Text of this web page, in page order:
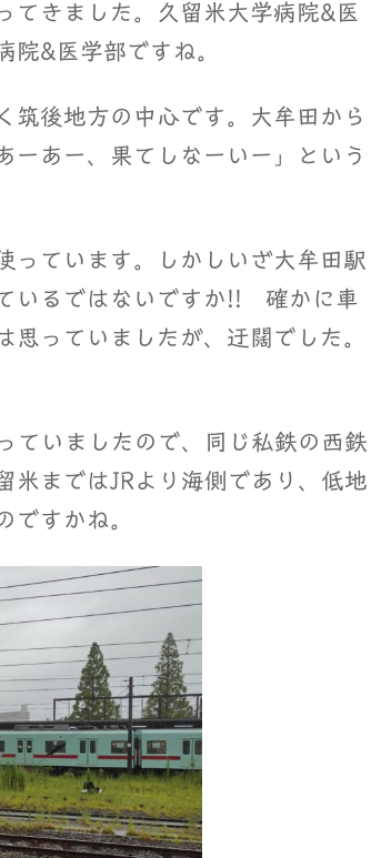
きました。久留米大学病院&医
院&医学部ですね。
後地方の中心です。大牟田から
ーあー、果てしなーいー」という
ています。しかしいざ大牟田駅
いるではないですか!! 確かに車
っていましたが、迂闊でした。
ていましたので、同じ私鉄の西鉄
米まではJRより海側であり、低地
ですかね。